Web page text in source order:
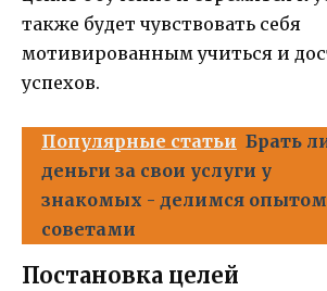
также будет чувствовать себя
мотивированным учиться и
успехов.
Популярные статьи Брать
деньги за свои услуги у
знакомых - делимся
советами
Постановка целей